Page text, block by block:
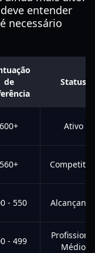
entender
necessário
de
Status
600+ Ativo
560+
- 550
- 499
Médio